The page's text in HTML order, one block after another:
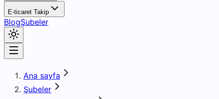
E-ticaret Takip
BlogŞubeler
Ana sayfa
Şubeler